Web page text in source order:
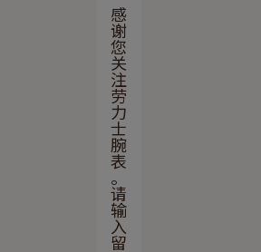
感
谢
您
关
注
劳
力
士
腕
表
。
请
输
入
留